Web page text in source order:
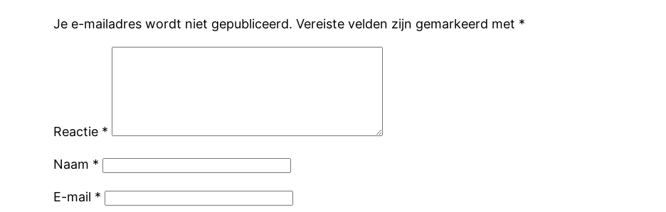
Je e-mailadres wordt niet gepubliceerd. Vereiste velden zijn gemarkeerd met *
Reactie *
Naam *
E-mail *